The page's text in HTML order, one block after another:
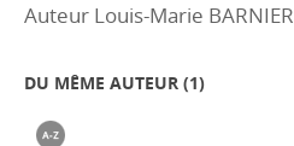
Auteur Louis-Marie BARNIER
DU MÊME AUTEUR (1)